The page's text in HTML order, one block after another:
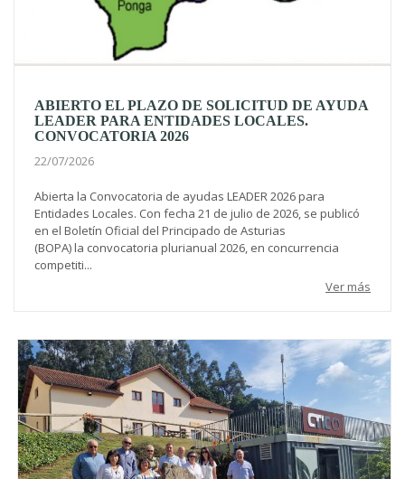
ABIERTO EL PLAZO DE SOLICITUD DE AYUDA
LEADER PARA ENTIDADES LOCALES.
CONVOCATORIA 2026
22/07/2026
Abierta la Convocatoria de ayudas LEADER 2026 para
Entidades Locales. Con fecha 21 de julio de 2026, se publicó
en el Boletín Oficial del Principado de Asturias
(BOPA) la convocatoria plurianual 2026, en concurrencia
competiti...
Ver más